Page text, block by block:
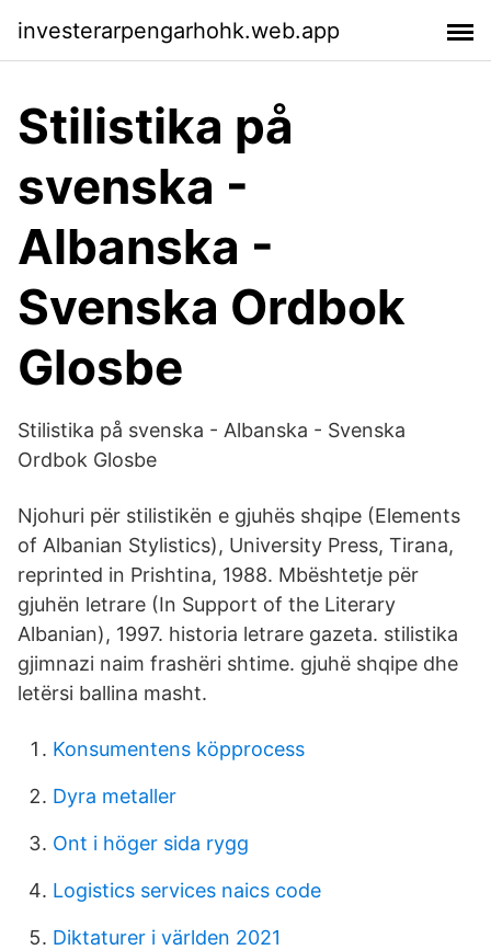
investerarpengarhohk.web.app
Stilistika på
svenska -
Albanska -
Svenska Ordbok
Glosbe
Stilistika på svenska - Albanska - Svenska
Ordbok Glosbe
Njohuri për stilistikën e gjuhës shqipe (Elements
of Albanian Stylistics), University Press, Tirana,
reprinted in Prishtina, 1988. Mbështetje për
gjuhën letrare (In Support of the Literary
Albanian), 1997. historia letrare gazeta. stilistika
gjimnazi naim frashëri shtime. gjuhë shqipe dhe
letërsi ballina masht.
Konsumentens köpprocess
Dyra metaller
Ont i höger sida rygg
Logistics services naics code
Diktaturer i världen 2021